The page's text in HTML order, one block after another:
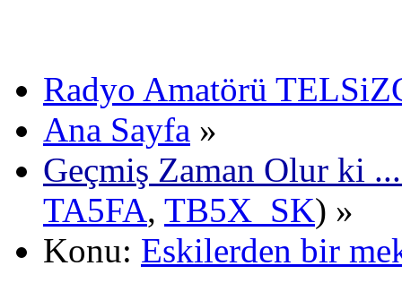
Radyo Amatörü
Ana Sayfa »
Geçmiş Zaman Olur ki
TA5FA, TB5X_SK) »
Konu: Eskilerden bir